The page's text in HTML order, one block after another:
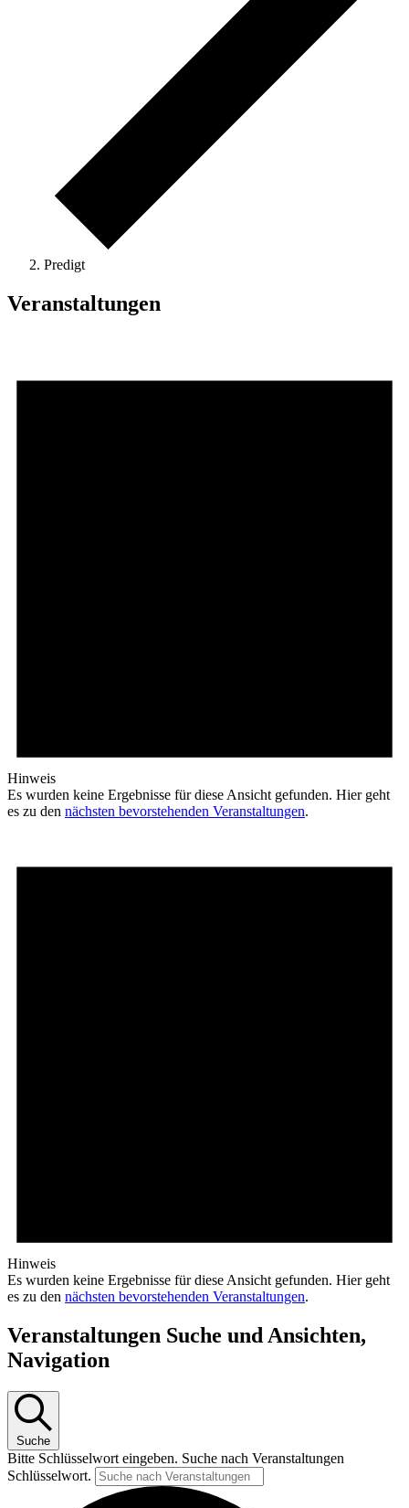
Predigt
Veranstaltungen
Hinweis
Es wurden keine Ergebnisse für diese Ansicht gefunden. Hier geht
es zu den nächsten bevorstehenden Veranstaltungen.
Hinweis
Es wurden keine Ergebnisse für diese Ansicht gefunden. Hier geht
es zu den nächsten bevorstehenden Veranstaltungen.
Veranstaltungen Suche und Ansichten,
Navigation
Suche
Bitte Schlüsselwort eingeben. Suche nach Veranstaltungen
Schlüsselwort.